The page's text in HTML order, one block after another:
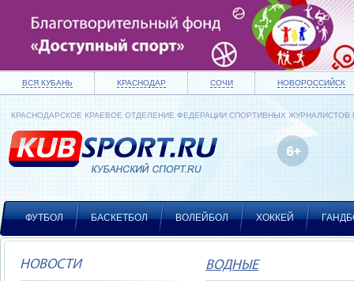
ВСЯ КУБАНЬ КРАСНОДАР СОЧИ НОВОРОССИЙСК
КРАСНОДАРСКОЕ КРАЕВОЕ ОТДЕЛЕНИЕ ФЕДЕРАЦИИ СПОРТИВНЫХ ЖУРНАЛИСТОВ
ФУТБОЛ БАСКЕТБОЛ ВОЛЕЙБОЛ ХОККЕЙ
НОВОСТИ ВОДНЫЕ